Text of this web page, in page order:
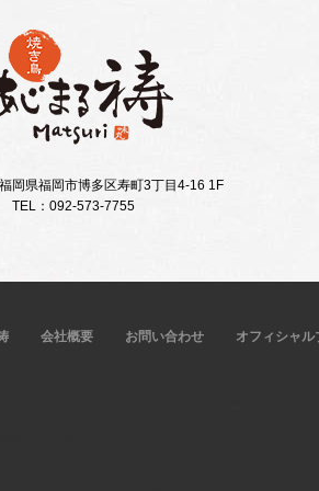
会社概要 お問い合わせ オフィシャル
岡県福岡市博多区寿町3丁目4-16 1F
TEL：092-573-7755